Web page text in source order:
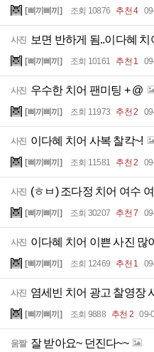
[삐끼삐끼] 조회 10876 추천 4
사진 보면 반하게 됨..이다혜
[삐끼삐끼] 조회 10161 추천 1
사진 우수한 치어 팬미팅 + @
[삐끼삐끼] 조회 11973 추천 2
사진 이다혜 치어 사복 찰칵~!
[삐끼삐끼] 조회 11581 추천 2
사진 (ㅎㅂ) 조다정 치어 여수
[삐끼삐끼] 조회 30207 추천 7
사진 이다혜 치어 이쁜 사진 많
[삐끼삐끼] 조회 12469 추천 1
사진 염세빈 치어 광고 찰영장
[삐끼삐끼] 조회 9888 추천 2 09-
움짤 잘 받아요~ 던진다~~